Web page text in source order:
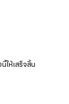
ให้เสร็จสิ้น